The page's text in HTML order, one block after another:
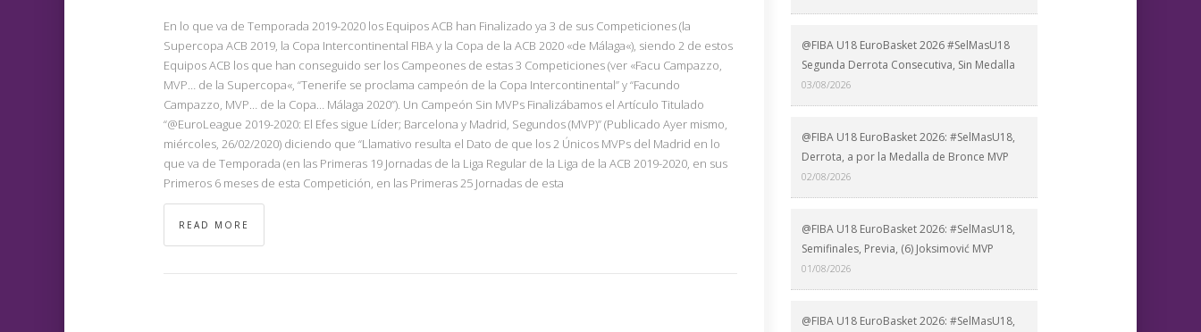
En lo que va de Temporada 2019-2020 los Equipos ACB han Finalizado ya 3 de sus Competiciones (la
Supercopa ACB 2019, la Copa Intercontinental FIBA y la Copa de la ACB 2020 «de Málaga«), siendo 2 de estos
Equipos ACB los que han conseguido ser los Campeones de estas 3 Competiciones (ver «Facu Campazzo,
MVP… de la Supercopa«, “Tenerife se proclama campeón de la Copa Intercontinental” y “Facundo
Campazzo, MVP… de la Copa… Málaga 2020”). Un Campeón Sin MVPs Finalizábamos el Artículo Titulado
“@EuroLeague 2019-2020: El Efes sigue Líder; Barcelona y Madrid, Segundos (MVP)” (Publicado Ayer mismo,
miércoles, 26/02/2020) diciendo que “Llamativo resulta el Dato de que los 2 Únicos MVPs del Madrid en lo
que va de Temporada (en las Primeras 19 Jornadas de la Liga Regular de la Liga de la ACB 2019-2020, en sus
Primeros 6 meses de esta Competición, en las Primeras 25 Jornadas de esta
READ MORE
@FIBA U18 EuroBasket 2026 #SelMasU18
Segunda Derrota Consecutiva, Sin Medalla
03/08/2026
@FIBA U18 EuroBasket 2026: #SelMasU18,
Derrota, a por la Medalla de Bronce MVP
02/08/2026
@FIBA U18 EuroBasket 2026: #SelMasU18,
Semifinales, Previa, (6) Joksimović MVP
01/08/2026
@FIBA U18 EuroBasket 2026: #SelMasU18,